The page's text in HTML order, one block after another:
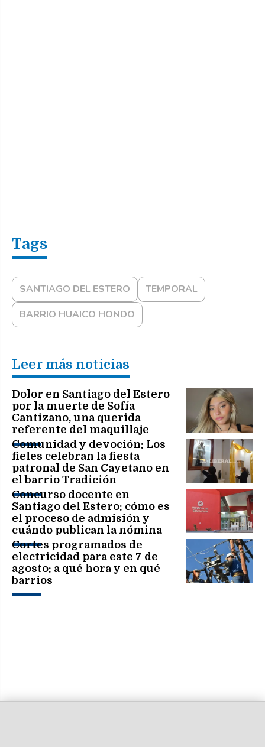
SANTIAGO DEL ESTERO
TEMPORAL
BARRIO HUAICO HONDO
Leer más noticias
Dolor en Santiago del Estero
por la muerte de Sofía
Cantizano, una querida
referente del maquillaje
Comunidad y devoción: Los
fieles celebran la fiesta
patronal de San Cayetano en
el barrio Tradición
Concurso docente en
Santiago del Estero: cómo es
el proceso de admisión y
cuándo publican la nómina
definitiva
Cortes programados de
electricidad para este 7 de
agosto: a qué hora y en qué
barrios